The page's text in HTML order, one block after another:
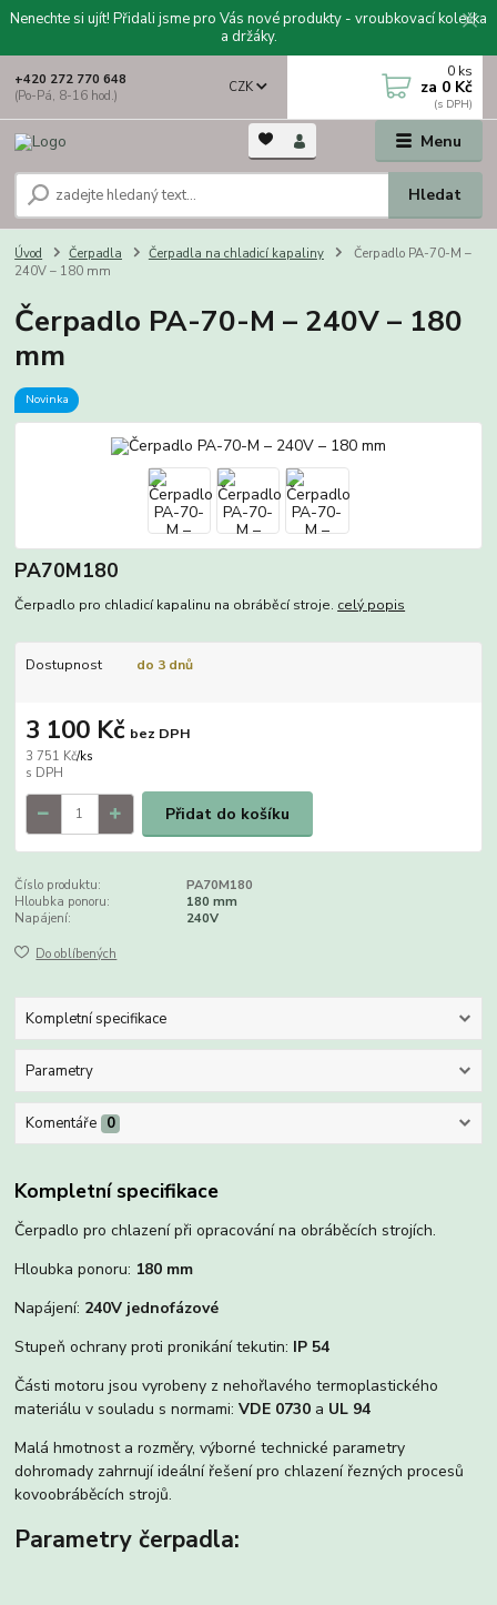
Nenechte si ujít! Přidali jsme pro Vás nové produkty - vroubkovací kolečka
a držáky.
Menu
CZK
Hledat
+420 272 770 648
(Po-Pá, 8-16 hod.)
0 ks
za 0 Kč
Úvod Čerpadla Čerpadla na chladicí kapaliny
Čerpadlo PA-70-M –
240V – 180 mm
Čerpadlo PA-70-M – 240V – 180
mm
Novinka
PA70M180
Čerpadlo pro chladicí kapalinu na obráběcí stroje. celý popis
Dostupnost do 3 dnů
3 751 Kč/ks
3 100 Kč bez DPH
Přidat do košíku
Číslo produktu:
PA70M180
Hloubka ponoru:
180 mm
Napájení:
240V
Do oblíbených
Kompletní specifikace
Parametry
Komentáře 0
Kompletní specifikace
Čerpadlo pro chlazení při opracování na obráběcích strojích.
Hloubka ponoru: 180 mm
Napájení: 240V jednofázové
Stupeň ochrany proti pronikání tekutin: IP 54
Části motoru jsou vyrobeny z nehořlavého termoplastického
materiálu v souladu s normami:VDE 0730 a UL 94
Malá hmotnost a rozměry, výborné technické parametry
dohromady zahrnují ideální řešení pro chlazení řezných procesů
kovoobráběcích strojů.
Parametry čerpadla: